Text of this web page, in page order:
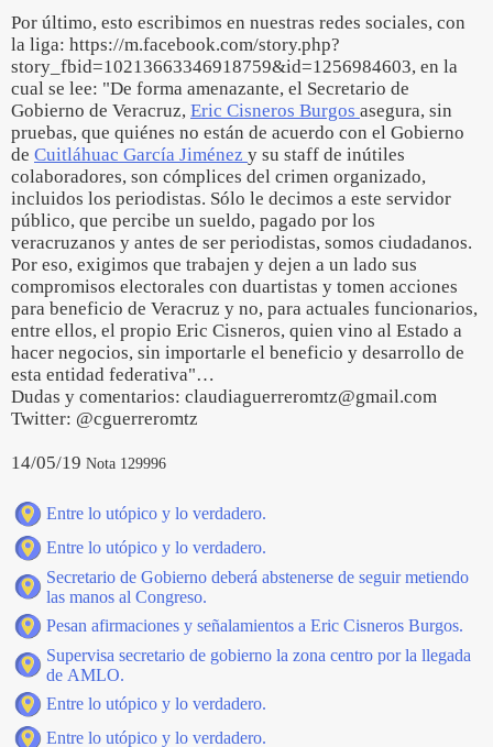
Por último, esto escribimos en nuestras redes sociales, con
la liga: https://m.facebook.com/story.php?
story_fbid=10213663346918759&id=1256984603, en la
cual se lee: "De forma amenazante, el Secretario de
Gobierno de Veracruz, Eric Cisneros Burgos asegura, sin
pruebas, que quiénes no están de acuerdo con el Gobierno
de Cuitláhuac García Jiménez y su staff de inútiles
colaboradores, son cómplices del crimen organizado,
incluidos los periodistas. Sólo le decimos a este servidor
público, que percibe un sueldo, pagado por los
veracruzanos y antes de ser periodistas, somos ciudadanos.
Por eso, exigimos que trabajen y dejen a un lado sus
compromisos electorales con duartistas y tomen acciones
para beneficio de Veracruz y no, para actuales funcionarios,
entre ellos, el propio Eric Cisneros, quien vino al Estado a
hacer negocios, sin importarle el beneficio y desarrollo de
esta entidad federativa"…
Dudas y comentarios: claudiaguerreromtz@gmail.com
Twitter: @cguerreromtz
14/05/19 Nota 129996
Entre lo utópico y lo verdadero.
Entre lo utópico y lo verdadero.
Secretario de Gobierno deberá abstenerse de seguir metiendo
las manos al Congreso.
Pesan afirmaciones y señalamientos a Eric Cisneros Burgos.
Supervisa secretario de gobierno la zona centro por la llegada
de AMLO.
Entre lo utópico y lo verdadero.
Entre lo utópico y lo verdadero.